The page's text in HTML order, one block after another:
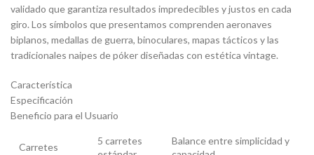
validado que garantiza resultados impredecibles y justos en cada
giro. Los símbolos que presentamos comprenden aeronaves
biplanos, medallas de guerra, binoculares, mapas tácticos y las
tradicionales naipes de póker diseñadas con estética vintage.
Característica
Especificación
Beneficio para el Usuario
Carretes
5 carretes
Balance entre simplicidad y